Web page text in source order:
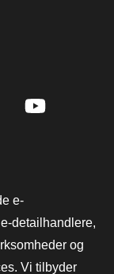
e-
detailhandlere,
og
Vi tilbyder